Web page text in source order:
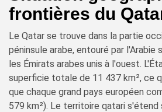
frontières du
Le Qatar se trouve dans la partie
péninsule arabe, entouré par
les Émirats arabes unis à l'ouest.
superficie totale de 11 437 km², ce
que chaque grand pays européen
579 km²). Le territoire qatari